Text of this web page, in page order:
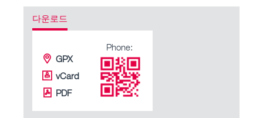
다운로드
GPX
vCard
PDF
Phone: